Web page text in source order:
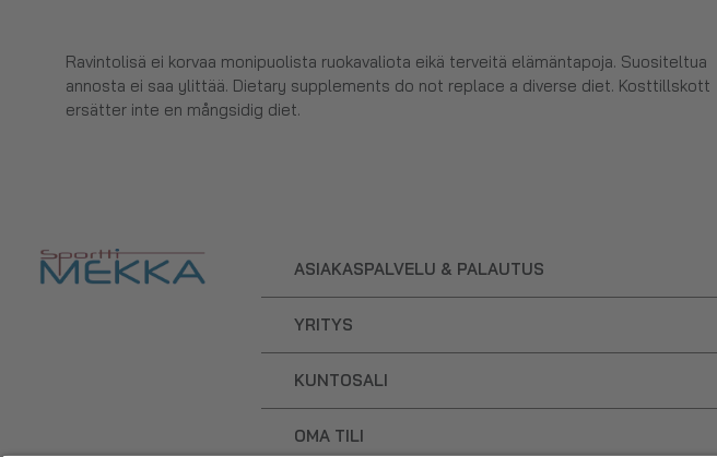
Ravintolisä ei korvaa monipuolista ruokavaliota eikä terveitä elämäntapoja. Suositeltua
annosta ei saa ylittää. Dietary supplements do not replace a diverse diet. Kosttillskott
ersätter inte en mångsidig diet.
ASIAKASPALVELU & PALAUTUS
YRITYS
KUNTOSALI
OMA TILI